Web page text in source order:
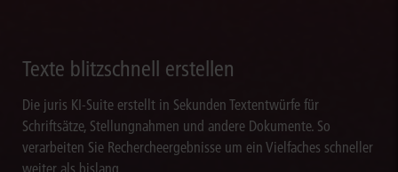
Texte blitzschnell erstellen
Die juris KI-Suite erstellt in Sekunden Textentwürfe für
Schriftsätze, Stellungnahmen und andere Dokumente. So
verarbeiten Sie Rechercheergebnisse um ein Vielfaches schneller